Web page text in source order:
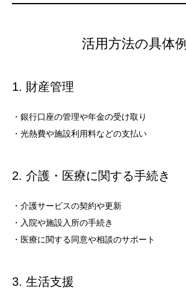
活用方法の具体例
1. 財産管理
・銀行口座の管理や年金の受け取り
・光熱費や施設利用料などの支払い
2. 介護・医療に関する手続き
・介護サービスの契約や更新
・入院や施設入所の手続き
・医療に関する同意や相談のサポート
3. 生活支援